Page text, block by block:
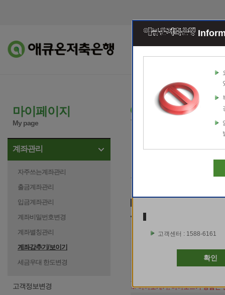
조회이체 예적
마이페이지
My page
계좌관리
자주쓰는계좌관리
출금계좌관리
입금계좌관리
계좌비밀번호변경
계좌별칭관리
계좌감추기/보이기
세금우대 한도변경
고객정보변경
계좌 감추기/보
계좌번호
※ 머니쪼개기, 머니모으기 상품은
Error Report
시 거래하여 주십시
고객센터 : 1588-6161
확인